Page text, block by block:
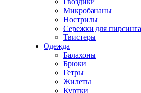
Микробананы
Нострилы
Сережки для пирсинга
Твистеры
Одежда
Балахоны
Брюки
Гетры
Жилеты
Куртки